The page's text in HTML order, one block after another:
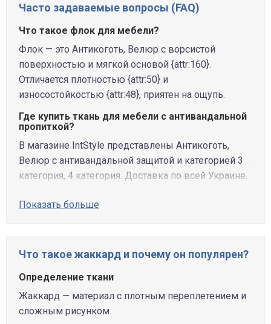
Часто задаваемые вопросы (FAQ)
Что такое флок для мебели?
Флок — это Антикоготь, Велюр с ворсистой
поверхностью и мягкой основой {attr:160}.
Отличается плотностью {attr:50} и
износостойкостью {attr:48}, приятен на ощупь.
Где купить ткань для мебели с антивандальной
пропиткой?
В магазине IntStyle представлены Антикоготь,
Велюр с антивандальной защитой и категорией 3
категория, 4 категория. Доставка по всей Украине.
Показать больше
Что такое жаккард и почему он популярен?
Определение ткани
Жаккард — материал с плотным переплетением и
сложным рисунком.